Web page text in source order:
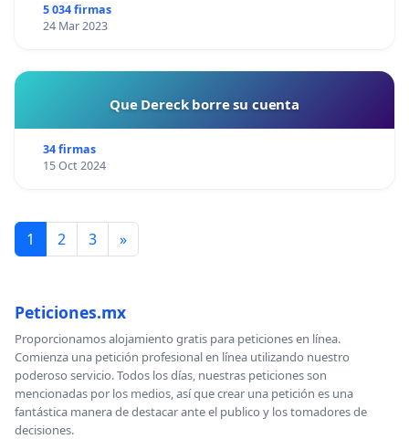
5 034 firmas
24 Mar 2023
Que Dereck borre su cuenta
34 firmas
15 Oct 2024
1 2 3 »
Peticiones.mx
Proporcionamos alojamiento gratis para peticiones en línea.
Comienza una petición profesional en línea utilizando nuestro
poderoso servicio. Todos los días, nuestras peticiones son
mencionadas por los medios, así que crear una petición es una
fantástica manera de destacar ante el publico y los tomadores de
decisiones.